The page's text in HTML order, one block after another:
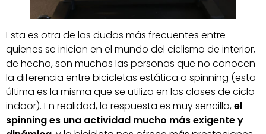
Esta es otra de las dudas más frecuentes entre
quienes se inician en el mundo del ciclismo de interior,
de hecho, son muchas las personas que no conocen
la diferencia entre bicicletas estática o spinning (esta
última es la misma que se utiliza en las clases de ciclo
indoor). En realidad, la respuesta es muy sencilla,el
spinning es una actividad mucho más exigente y